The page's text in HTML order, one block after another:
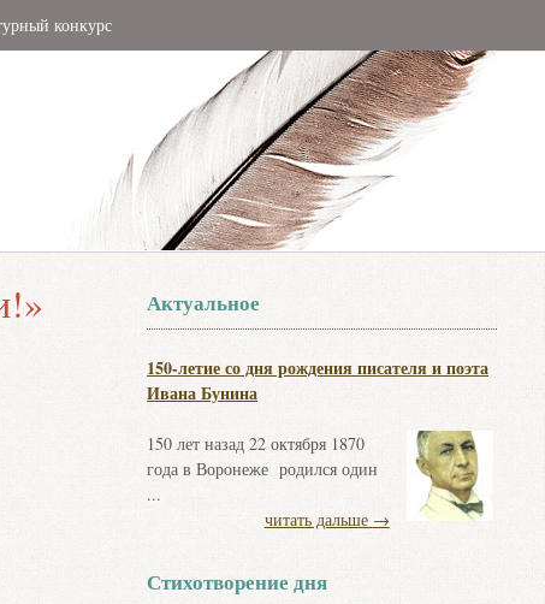
конкурс
Актуальное
150-летие со дня рождения писателя и поэта
Ивана Бунина
150 лет назад 22 октября 1870
года в Воронеже родился один
...
читать дальше →
Стихотворение дня